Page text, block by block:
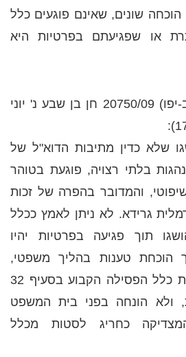
שונים, שאינם פוגעים כלל
או שפגיעתם בפרטיות היא
בש"א (מחוזי תל אביב-יפו) 20750/09 חן בן שבע נ' יוני
שלא כדין מתיבות הדוא"ל של
בלתי רצויה, פוגעת בטוהר
והמדובר בהפרה של זכות
גרידא. לא ניתן לאמץ ככלל
תוך פגיעה בפרטיות יהיו
הוכחת טענות בהליך משפטי,
שאחרת הדבר יאיין את כלל הפסילה הקבוע בסעיף 32
ולא הונחה בפני בית המשפט
כחריג לסטות מכלל